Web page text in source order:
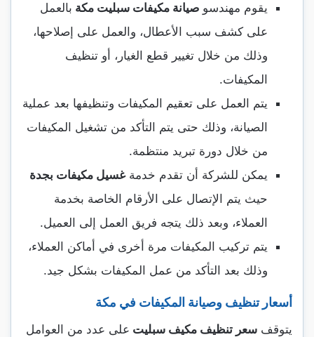
يقوم مهندسو صيانة مكيفات سبليت مكة بالعمل
على كشف سبب الأعطال، والعمل على إصلاحها،
وذلك من خلال تغيير قطع الغيار، أو تنظيف
المكيفات.
يتم العمل على تعقيم المكيفات وتنظيفها بعد عملية
الصيانة، وذلك حتى يتم التأكد من تشغيل المكيفات
من خلال دورة تبريد منتظمة.
يمكن للشركة أن تقدم خدمةغسيل مكيفات بجدة
حيث يتم الإتصال على الأرقام الخاصة بخدمة
العملاء، وبعد ذلك يتجه فريق العمل إلى العميل.
يتم تركيب المكيفات مرة أخرى في أماكن العملاء،
وذلك بعد التأكد من عمل المكيفات بشكل جيد.
أسعار تنظيف وصيانة المكيفات في مكة
يتوقف سعر تنظيف مكيف سبليت على عدد من العوامل